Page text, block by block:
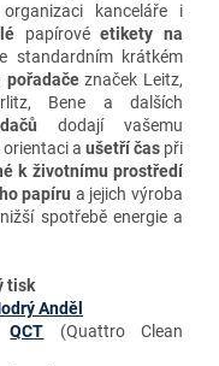
kanceláře i
papírovéetikety na
standardním krátkém
pořadačeznaček Leitz,
Bene a dalších
dodají vašemu
a ušetří časpři
k životnímu prostředí
papíru a jejich výroba
spotřebě energie a
tisk
Anděl
QCT
(Quattro Clean